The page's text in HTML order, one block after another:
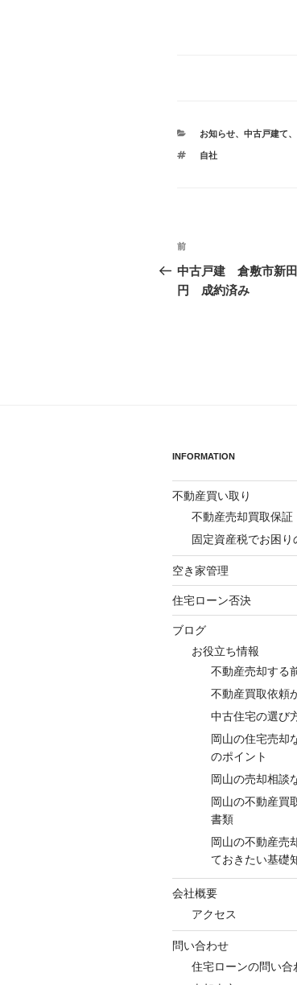
カ
ゴ
お知らせ、 中古戸建て、
タ
自社
投
稿
ナ
前
の
投
前
中古戸建 倉敷市新
円 成約済み
INFORMATION
不動産買い取り
不動産売却買取保証
固定資産税でお困り
空き家管理
住宅ローン否決
ブログ
お役立ち情報
不動産売却する
不動産買取依頼
中古住宅の選び
岡山の住宅売却
のポイント
岡山の売却相談
岡山の不動産買
書類
岡山の不動産売
ておきたい基礎
会社概要
アクセス
問い合わせ
住宅ローンの問い合